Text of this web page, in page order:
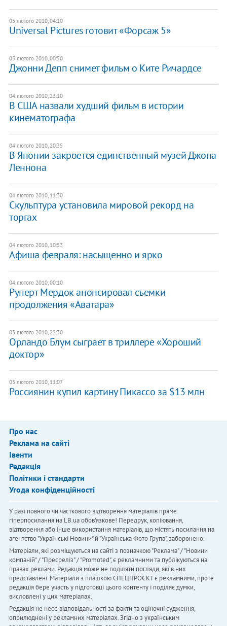
05 лютого 2010, 04:10
Universal Pictures готовит «Форсаж 5»
05 лютого 2010, 00:50
Джонни Депп снимет фильм о Ките Ричардсе
04 лютого 2010, 23:10
В США назвали худший фильм в истории
кинематографа
04 лютого 2010, 20:35
В Японии закроется единственный музей Джона
Леннона
04 лютого 2010, 11:30
Скульптура установила мировой рекорд на
торгах
04 лютого 2010, 10:53
Афиша февраля: насыщенно и ярко
04 лютого 2010, 00:10
Руперт Мердок анонсировал съемки
продолжения «Аватара»
03 лютого 2010, 22:30
Орландо Блум сыграет в триллере «Хороший
доктор»
03 лютого 2010, 11:07
Россиянин купил картину Пикассо за $13 млн
Про нас
Реклама на сайті
Івенти
Редакція
Політики і стандарти
Угода конфіденційності
У разі повного чи часткового відтворення матеріалів пряме
гіперпосилання на LB.ua обов'язкове! Передрук, копіювання,
відтворення або інше використання матеріалів, що містять посилання на
агентство "Українськi Новини" й "Українська Фото Група", заборонено.
Матеріали, які розміщуються на сайті з позначкою "Реклама" / "Новини
компаній" / "Пресреліз" / "Promoted", є рекламними та публікуються на
правах реклами. Редакція може не поділяти погляди, які в них
представлені. Матеріали з плашкою СПЕЦПРОЄКТ є рекламними, проте
редакція бере участь у підготовці цього контенту і поділяє думки,
висловлені у цих матеріалах.
Редакція не несе відповідальності за факти та оціночні судження,
оприлюднені у рекламних матеріалах. Згідно з українським